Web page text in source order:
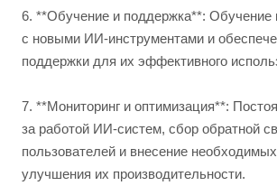
6. **Обучение и поддержка**: Обучение
с новыми ИИ-инструментами и
поддержки для их эффективного
7. **Мониторинг и оптимизация**:
за работой ИИ-систем, сбор обратной
пользователей и внесение
улучшения их производительности.